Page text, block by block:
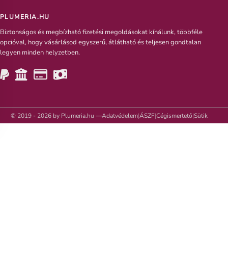
PLUMERIA.HU
Biztonságos és megbízható fizetési megoldásokat kínálunk, többféle
opcióval, hogy vásárlásod egyszerű, átlátható és teljesen gondtalan
legyen minden helyzetben.
© 2019 - 2026 by Plumeria.hu —Adatvédelem|ÁSZF|Cégismertető|Sütik